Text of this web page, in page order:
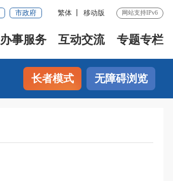
市政府 繁体 移动版 网站支持IPv6
办事服务 互动交流 专题专栏
长者模式 无障碍浏览